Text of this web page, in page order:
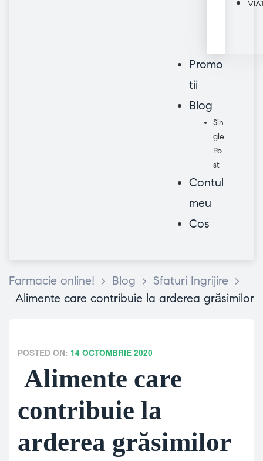
Promo
tii
Blog
Sin
gle
Po
st
Contul
meu
Cos
Farmacie online! > Blog > Sfaturi Ingrijire >
Alimente care contribuie la arderea grăsimilor
POSTED ON: 14 OCTOMBRIE 2020
Alimente care
contribuie la
arderea grăsimilor